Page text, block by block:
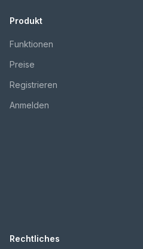
Produkt
Funktionen
Preise
Registrieren
Anmelden
Rechtliches